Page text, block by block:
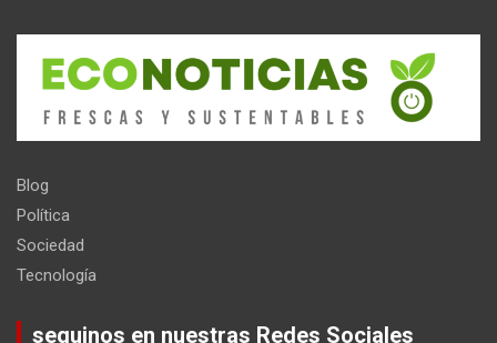
Blog
Política
Sociedad
Tecnología
seguinos en nuestras Redes Sociales